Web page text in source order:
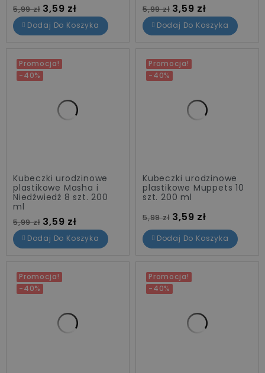
Cena standardowa
5,99 zł Cena
3,59 zł
Dodaj Do Koszyka
Cena standardowa
5,99 zł Cena
3,59 zł
Dodaj Do Koszyka
Promocja!
-40%
Kubeczki urodzinowe
plastikowe Masha i
Niedźwiedź 8 szt. 200
ml
Cena standardowa
5,99 zł Cena
3,59 zł
Dodaj Do Koszyka
Promocja!
-40%
Kubeczki urodzinowe
plastikowe Muppets 10
szt. 200 ml
Cena standardowa
5,99 zł Cena
3,59 zł
Dodaj Do Koszyka
Promocja!
-40%
Promocja!
-40%